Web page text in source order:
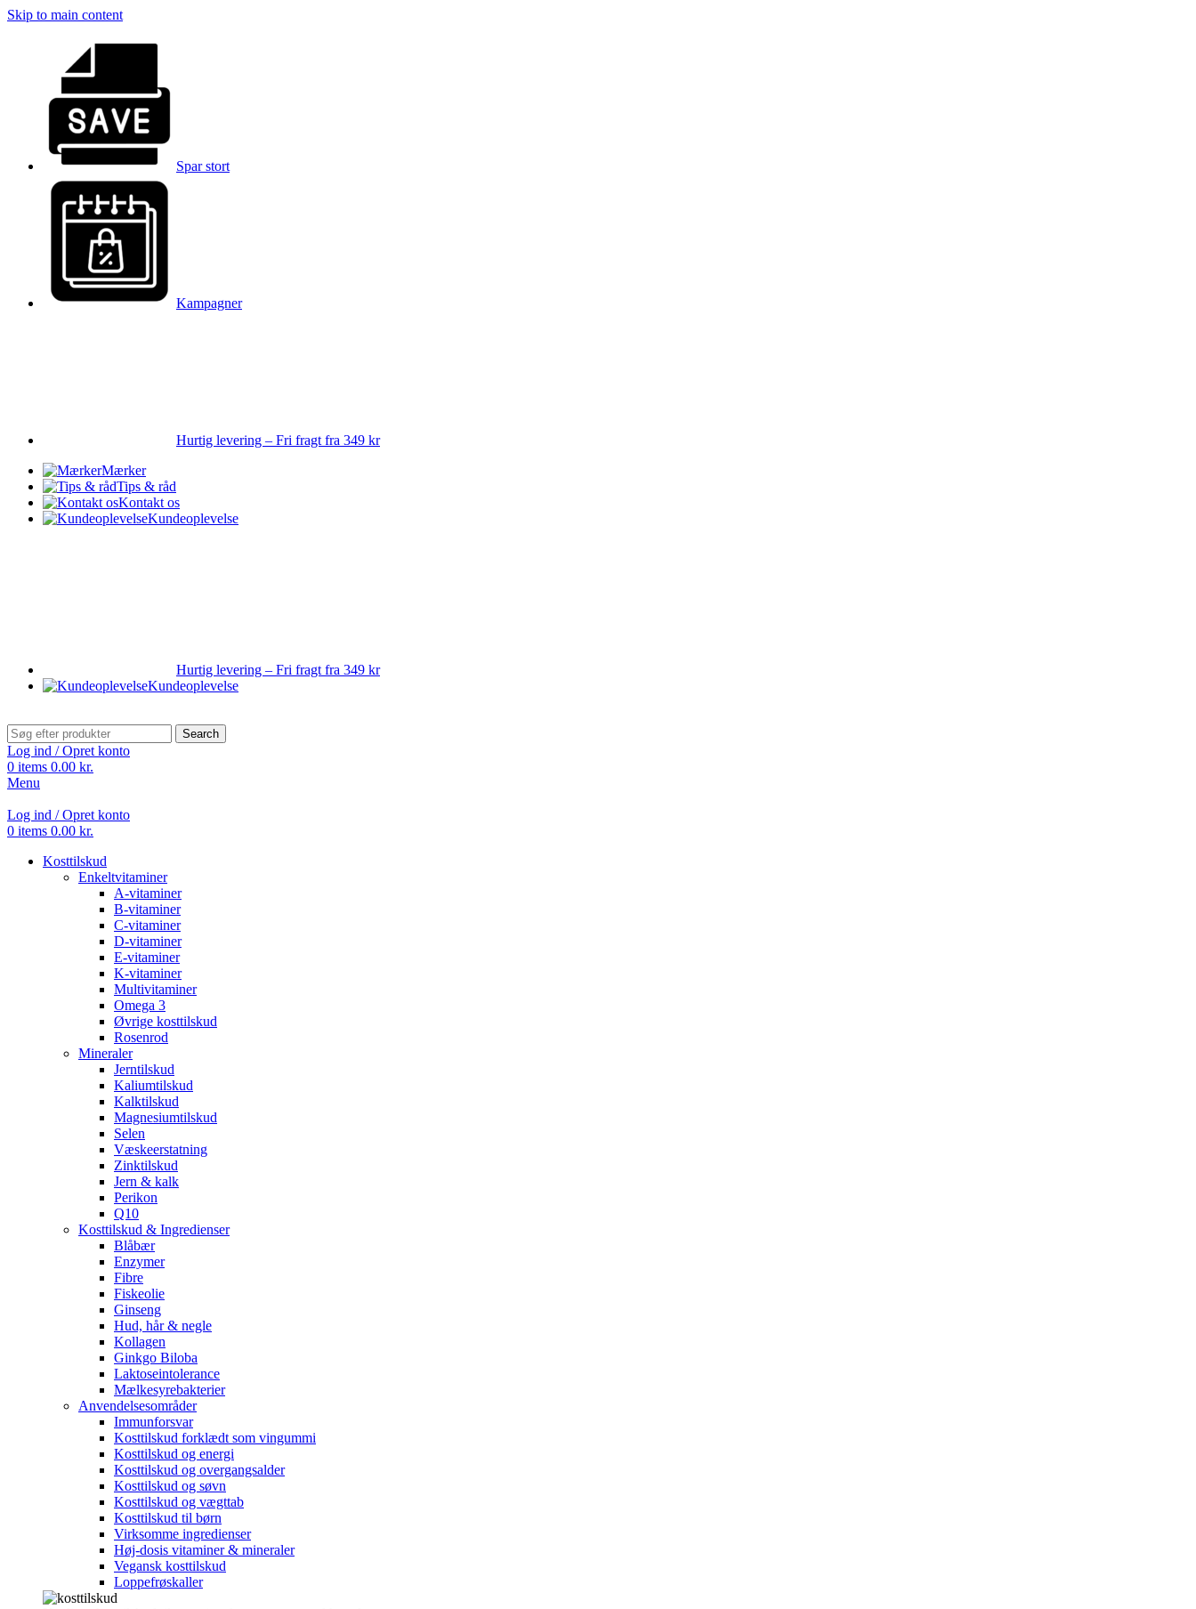
Skip to main content
Spar stort
Kampagner
Hurtig levering – Fri fragt fra 349 kr
Mærker
Tips & råd
Kontakt os
Kundeoplevelse
Hurtig levering – Fri fragt fra 349 kr
Kundeoplevelse
Search
Log ind / Opret konto
0 items 0.00 kr.
Menu
Log ind / Opret konto
0 items 0.00 kr.
Kosttilskud
Enkeltvitaminer
A-vitaminer
B-vitaminer
C-vitaminer
D-vitaminer
E-vitaminer
K-vitaminer
Multivitaminer
Omega 3
Øvrige kosttilskud
Rosenrod
Mineraler
Jerntilskud
Kaliumtilskud
Kalktilskud
Magnesiumtilskud
Selen
Væskeerstatning
Zinktilskud
Jern & kalk
Perikon
Q10
Kosttilskud & Ingredienser
Blåbær
Enzymer
Fibre
Fiskeolie
Ginseng
Hud, hår & negle
Kollagen
Ginkgo Biloba
Laktoseintolerance
Mælkesyrebakterier
Anvendelsesområder
Immunforsvar
Kosttilskud forklædt som vingummi
Kosttilskud og energi
Kosttilskud og overgangsalder
Kosttilskud og søvn
Kosttilskud og vægttab
Kosttilskud til børn
Virksomme ingredienser
Høj-dosis vitaminer & mineraler
Vegansk kosttilskud
Loppefrøskaller